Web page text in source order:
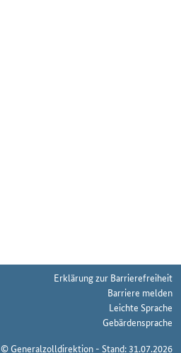
Erklärung zur Barrierefreiheit
Barriere melden
Leichte Sprache
Gebärdensprache
© Generalzolldirektion - Stand: 31.07.2026